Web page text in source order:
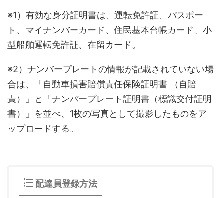
※1）有効な身分証明書は、運転免許証、パスポー
ト、マイナンバーカード、住民基本台帳カード、小
型船舶運転免許証、在留カード。
※2）ナンバープレートの情報が記載されていない場
合は、「自動車損害賠償責任保険証明書 （自賠
責）」と「ナンバープレート証明書（標識交付証明
書）」を並べ、1枚の写真として撮影したものをア
ップロードする。
配達員登録方法